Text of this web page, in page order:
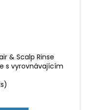
& Scalp Rinse
s vyrovnávajícím